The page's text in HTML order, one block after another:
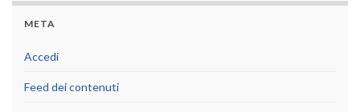
META
Accedi
Feed dei contenuti